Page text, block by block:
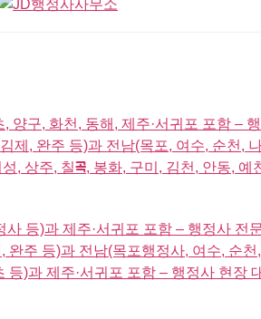
양구, 화천, 동해, 제주·서귀포 포함 –
제, 완주 등)과 전남(목포, 여수, 순천,
, 상주, 칠곡, 봉화, 구미, 김천, 안동, 예
등)과 제주·서귀포 포함 – 행정사 전
주 등)과 전남(목포행정사, 여수, 순
등)과 제주·서귀포 포함 – 행정사 현장